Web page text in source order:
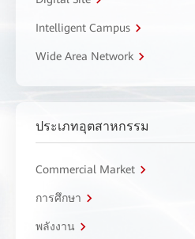
Intelligent Campus
Wide Area Network
ประเภทอุตสาหกรรม
Commercial Market
การศึกษา
พลังงาน